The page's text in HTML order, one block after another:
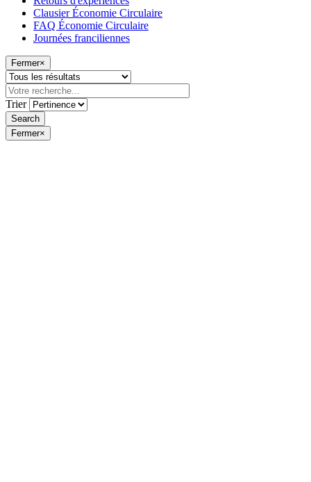
Clausier Économie Circulaire
FAQ Économie Circulaire
Journées franciliennes
Fermer×
Trier
Fermer×